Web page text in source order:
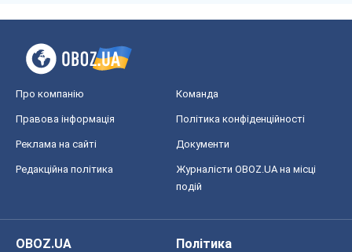
Про компанію Команда
Правова інформація Політика конфіденційності
Реклама на сайті Документи
Редакційна політика
Журналісти OBOZ.UA на місці
подій
OBOZ.UA
Політика